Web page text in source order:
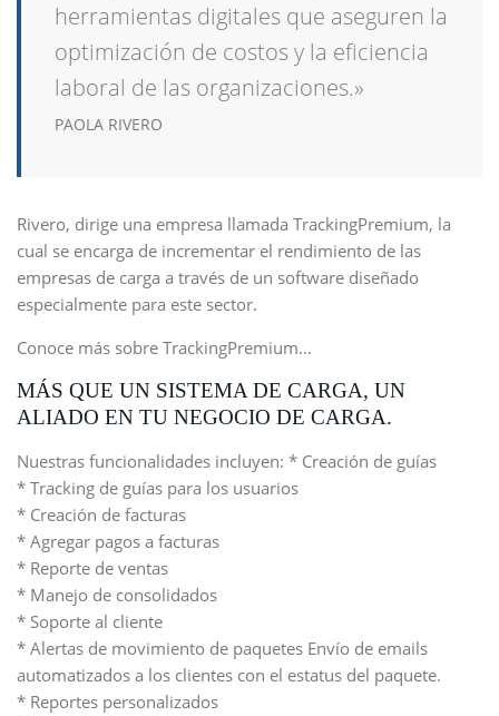
herramientas digitales que aseguren la
optimización de costos y la eficiencia
laboral de las organizaciones.»
PAOLA RIVERO
Rivero, dirige una empresa llamada TrackingPremium, la
cual se encarga de incrementar el rendimiento de las
empresas de carga a través de un software diseñado
especialmente para este sector.
Conoce más sobre TrackingPremium…
MÁS QUE UN SISTEMA DE CARGA, UN
ALIADO EN TU NEGOCIO DE CARGA.
Nuestras funcionalidades incluyen: * Creación de guías
* Tracking de guías para los usuarios
* Creación de facturas
* Agregar pagos a facturas
* Reporte de ventas
* Manejo de consolidados
* Soporte al cliente
* Alertas de movimiento de paquetes Envío de emails
automatizados a los clientes con el estatus del paquete.
* Reportes personalizados